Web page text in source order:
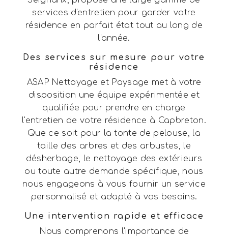
services d'entretien pour garder votre
résidence en parfait état tout au long de
l'année.
Des services sur mesure pour votre
résidence
ASAP Nettoyage et Paysage met à votre
disposition une équipe expérimentée et
qualifiée pour prendre en charge
l'entretien de votre résidence à Capbreton.
Que ce soit pour la tonte de pelouse, la
taille des arbres et des arbustes, le
désherbage, le nettoyage des extérieurs
ou toute autre demande spécifique, nous
nous engageons à vous fournir un service
personnalisé et adapté à vos besoins.
Une intervention rapide et efficace
Nous comprenons l'importance de